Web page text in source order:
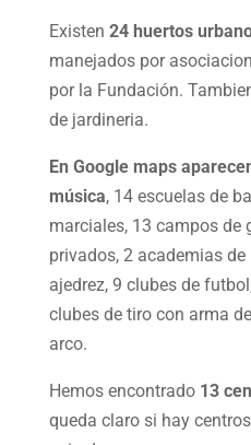
Existen 24 huertos
manejados por
por la Fundación.
de jardineria.
En Google maps
música, 14 escuelas de
marciales, 13 campos de
privados, 2 academias
ajedrez, 9 clubes de
clubes de tiro con arma
arco.
Hemos encontrado 13
queda claro si hay